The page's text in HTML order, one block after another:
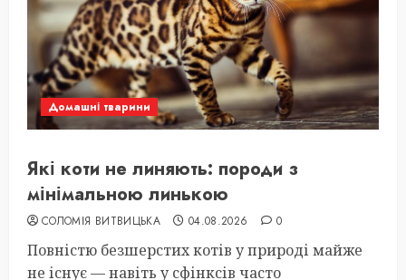
Домашні тварини
Які коти не линяють: породи з
мінімальною линькою
СОЛОМІЯ ВИТВИЦЬКА 04.08.2026 0
Повністю безшерстих котів у природі майже
не існує — навіть у сфінксів часто